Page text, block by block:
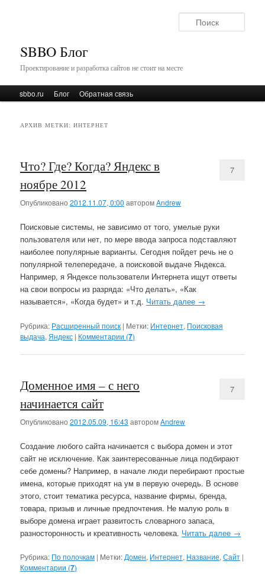
SBBO Блог
Проектирование и разработка сайтов не стоит на месте
Главное менюПерейти к основному содержимому
Перейти к дополнительному содержимому
sbbo.ru Блог Обратная связь
АРХИВ МЕТКИ:ИНТЕРНЕТ
Что? Где? Когда? Яндекс в
ноябре 2012
Опубликовано2012.11.07, 0:00 авторомAndrew
7
Поисковые системы, не зависимо от того, умелые руки
пользователя или нет, по мере ввода запроса подставляют
наиболее популярные варианты. Сегодня пойдет речь не о
популярной телепередаче, а поисковой выдаче Яндекса.
Например, я Яндексе пользователи Интернета ищут ответы
на свои вопросы из разряда: «Что делать», «Как
называется», «Когда будет» и т.д. Читать далее →
Рубрика: Расширенный поиск | Метки: Интернет, Поисковая
выдача, Яндекс | Комментарии (7)
Доменное имя – с него
начинается сайт
Опубликовано2012.05.09, 16:43 авторомAndrew
7
Создание любого сайта начинается с выбора домен и этот
сайт не исключение. Как заинтересованные лица подбирают
себе домены? Например, в начале люди перебирают простые
имена, которые приходят на ум в первую очередь. В основе
этого, стоит тематика ресурса, название фирмы, бренда,
товара, призыв и личные предпочтения. Не малую роль в
выборе домена играет развитость словарного запаса,
разносторонность и креативность человека. Читать далее →
Рубрика: По полочкам | Метки: Домен, Интернет, Название,Сайт |
Комментарии (7)